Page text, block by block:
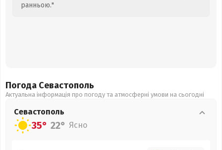
ранньою."
Погода Севастополь
Актуальна інформація про погоду та атмосферні умови на сьогодні
Севастополь
35° 22° Ясно